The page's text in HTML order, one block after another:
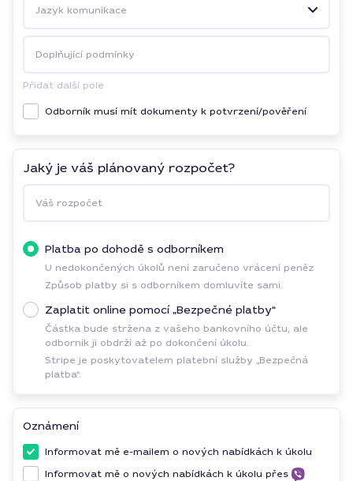
Jazyk komunikace
Doplňující podmínky
Přidat další pole
Odborník musí mít dokumenty k potvrzení/pověření
Jaký je váš plánovaný rozpočet?
Váš rozpočet
Platba po dohodě s odborníkem
U nedokončených úkolů není zaručeno vrácení peněz
Způsob platby si s odborníkem domluvíte sami.
Zaplatit online pomocí „Bezpečné platby“
Částka bude stržena z vašeho bankovního účtu, ale
odborník ji obdrží až po dokončení úkolu.
Stripe je poskytovatelem platební služby „Bezpečná
platba“.
Oznámení
Informovat mě e-mailem o nových nabídkách k úkolu
Informovat mě o nových nabídkách k úkolu přes